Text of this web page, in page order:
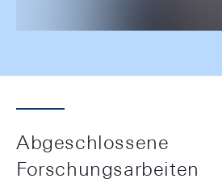
Abgeschlossene
Forschungsarbeiten